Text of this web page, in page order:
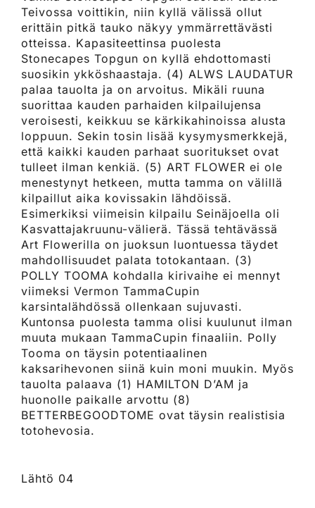
Teivossa voittikin, niin kyllä välissä ollut
erittäin pitkä tauko näkyy ymmärrettävästi
otteissa. Kapasiteettinsa puolesta
Stonecapes Topgun on kyllä ehdottomasti
suosikin ykköshaastaja. (4) ALWS LAUDATUR
palaa tauolta ja on arvoitus. Mikäli ruuna
suorittaa kauden parhaiden kilpailujensa
veroisesti, keikkuu se kärkikahinoissa alusta
loppuun. Sekin tosin lisää kysymysmerkkejä,
että kaikki kauden parhaat suoritukset ovat
tulleet ilman kenkiä. (5) ART FLOWER ei ole
menestynyt hetkeen, mutta tamma on välillä
kilpaillut aika kovissakin lähdöissä.
Esimerkiksi viimeisin kilpailu Seinäjoella oli
Kasvattajakruunu-välierä. Tässä tehtävässä
Art Flowerilla on juoksun luontuessa täydet
mahdollisuudet palata totokantaan. (3)
POLLY TOOMA kohdalla kirivaihe ei mennyt
viimeksi Vermon TammaCupin
karsintalähdössä ollenkaan sujuvasti.
Kuntonsa puolesta tamma olisi kuulunut ilman
muuta mukaan TammaCupin finaaliin. Polly
Tooma on täysin potentiaalinen
kaksarihevonen siinä kuin moni muukin. Myös
tauolta palaava (1) HAMILTON D’AM ja
huonolle paikalle arvottu (8)
BETTERBEGOODTOME ovat täysin realistisia
totohevosia.
Lähtö 04